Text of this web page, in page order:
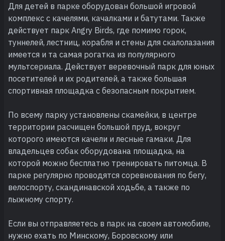
Для детей в парке оборудован большой игровой
комплекс с качелями, качалками и батутами. Также
действует парк Angry Birds, где помимо горок,
туннелей, лестниц, корабля и стены для скалолазания
имеется и та самая рогатка из популярного
мультсериала. Действует веревочный парк для юных
посетителей и их родителей, а также большая
спортивная площадка с безопасным покрытием.
По всему парку установлены скамейки, в центре
территории расчищен большой пруд, вокруг
которого имеются качели и лесные гамаки. Для
владельцев собак оборудована площадка, на
которой можно бесплатно тренировать питомца. В
парке регулярно проводятся соревнования по бегу,
велоспорту, скандинавской ходьбе, а также по
лыжному спорту.
Если вы отправляетесь в парк на своем автомобиле,
нужно ехать по Минскому, Боровскому или